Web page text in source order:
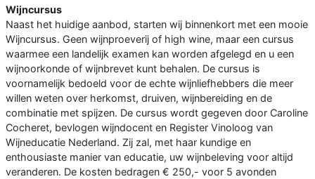
Wijncursus
Naast het huidige aanbod, starten wij binnenkort met een mooie
Wijncursus. Geen wijnproeverij of high wine, maar een cursus
waarmee een landelijk examen kan worden afgelegd en u een
wijnoorkonde of wijnbrevet kunt behalen. De cursus is
voornamelijk bedoeld voor de echte wijnliefhebbers die meer
willen weten over herkomst, druiven, wijnbereiding en de
combinatie met spijzen. De cursus wordt gegeven door Caroline
Cocheret, bevlogen wijndocent en Register Vinoloog van
Wijneducatie Nederland. Zij zal, met haar kundige en
enthousiaste manier van educatie, uw wijnbeleving voor altijd
veranderen. De kosten bedragen € 250,- voor 5 avonden